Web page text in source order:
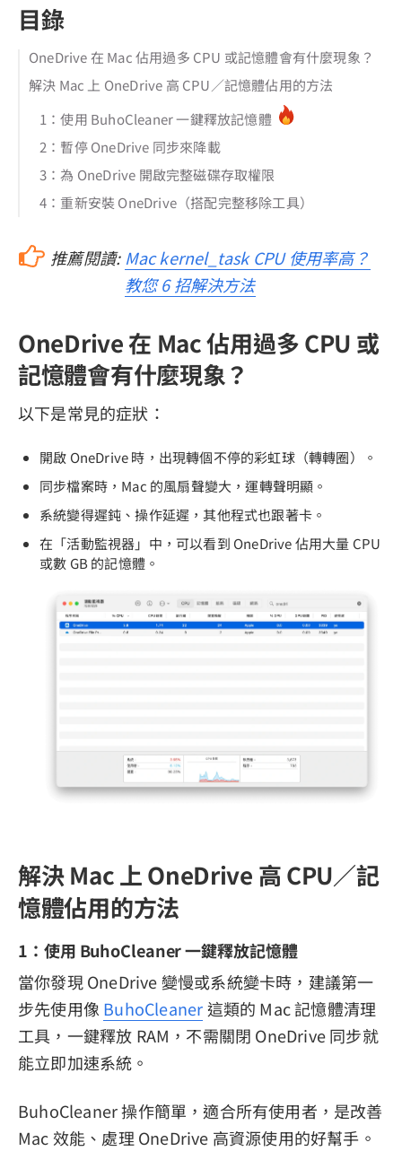
目錄
OneDrive 在 Mac 佔用過多 CPU 或記憶體會有什麼現象？
解決 Mac 上 OneDrive 高 CPU／記憶體佔用的方法
1：使用 BuhoCleaner 一鍵釋放記憶體
2：暫停 OneDrive 同步來降載
3：為 OneDrive 開啟完整磁碟存取權限
4：重新安裝 OneDrive（搭配完整移除工具）
推薦閱讀: Mac kernel_task CPU 使用率高？
教您 6 招解決方法
OneDrive 在 Mac 佔用過多 CPU 或
記憶體會有什麼現象？
以下是常見的症狀：
開啟 OneDrive 時，出現轉個不停的彩虹球（轉轉圈）。
同步檔案時，Mac 的風扇聲變大，運轉聲明顯。
系統變得遲鈍、操作延遲，其他程式也跟著卡。
在「活動監視器」中，可以看到 OneDrive 佔用大量 CPU
或數 GB 的記憶體。
解決 Mac 上 OneDrive 高 CPU／記
憶體佔用的方法
1：使用 BuhoCleaner 一鍵釋放記憶體
當你發現 OneDrive 變慢或系統變卡時，建議第一
步先使用像 BuhoCleaner這類的 Mac 記憶體清理
工具，一鍵釋放 RAM，不需關閉 OneDrive 同步就
能立即加速系統。
BuhoCleaner 操作簡單，適合所有使用者，是改善
Mac 效能、處理 OneDrive 高資源使用的好幫手。